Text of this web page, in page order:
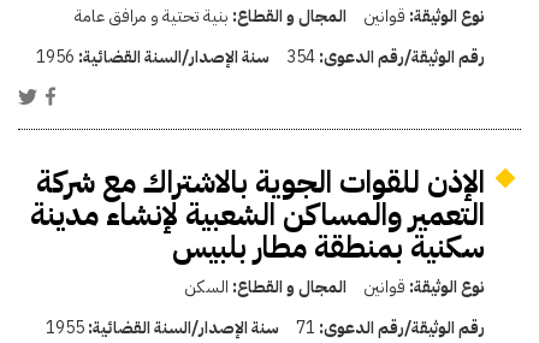
نوع الوثيقة: قوانين المجال و القطاع: بنية تحتية و مرافق عامة
رقم الوثيقة/رقم الدعوى:354 سنة الإصدار/السنة القضائية: 1956
الإذن للقوات الجوية بالاشتراك مع شركة
التعمير والمساكن الشعبية لإنشاء مدينة
سكنية بمنطقة مطار بلبيس
نوع الوثيقة: قوانين المجال و القطاع: السكن
رقم الوثيقة/رقم الدعوى: 71 سنة الإصدار/السنة القضائية:1955